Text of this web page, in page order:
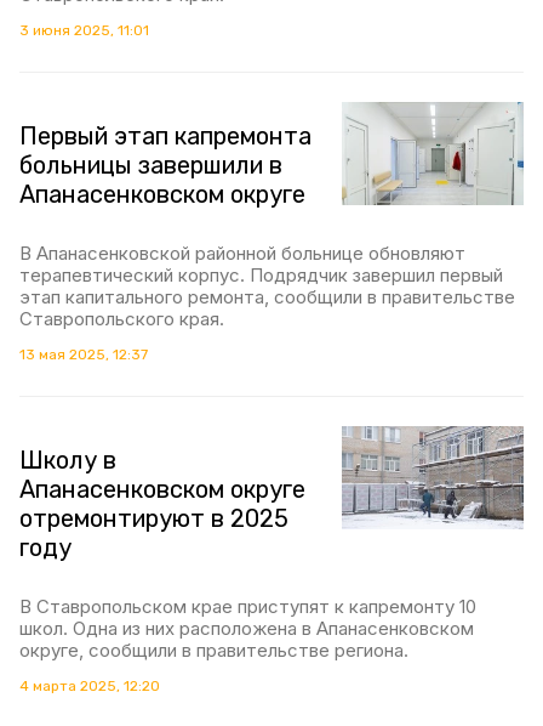
3 июня 2025, 11:01
Первый этап капремонта
больницы завершили в
Апанасенковском округе
В Апанасенковской районной больнице обновляют
терапевтический корпус. Подрядчик завершил первый
этап капитального ремонта, сообщили в правительстве
Ставропольского края.
13 мая 2025, 12:37
Школу в
Апанасенковском округе
отремонтируют в 2025
году
В Ставропольском крае приступят к капремонту 10
школ. Одна из них расположена в Апанасенковском
округе, сообщили в правительстве региона.
4 марта 2025, 12:20